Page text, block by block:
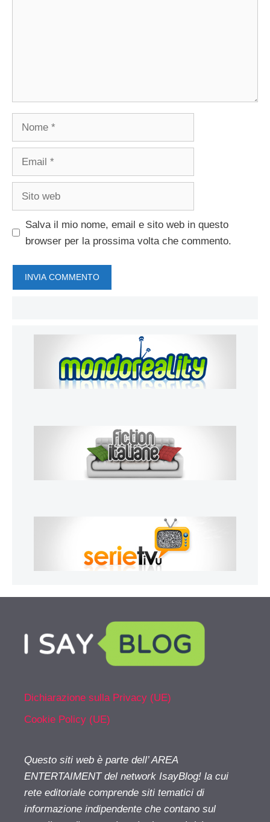
Nome
Email
Sito
Salva il mio nome, email e sito web in questo
browser per la prossima volta che commento.
Dichiarazione sulla Privacy (UE)
Cookie Policy (UE)
Questo siti web è parte dell’ AREA
ENTERTAIMENT del network IsayBlog! la cui
rete editoriale comprende siti tematici di
informazione indipendente che contano sul